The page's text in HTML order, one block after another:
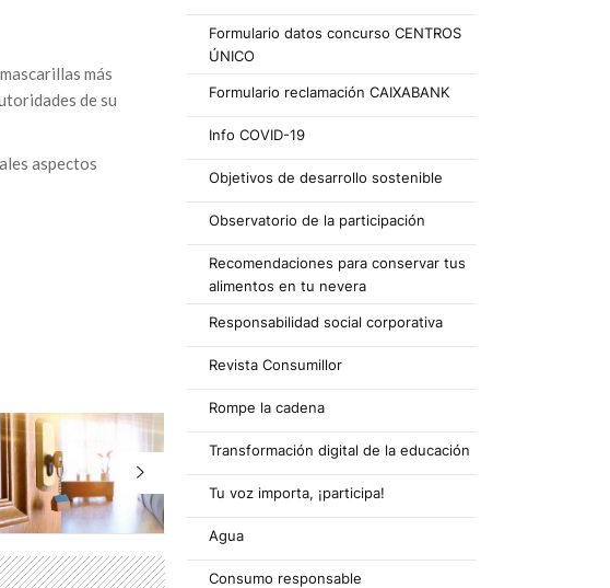
más
de su
aspectos
Formulario datos concurso CENTROS
ÚNICO
Formulario reclamación CAIXABANK
Info COVID-19
Objetivos de desarrollo sostenible
Observatorio de la participación
Recomendaciones para conservar tus
alimentos en tu nevera
Responsabilidad social corporativa
Revista Consumillor
Rompe la cadena
Transformación digital de la educación
Tu voz importa, ¡participa!
Agua
Consumo responsable